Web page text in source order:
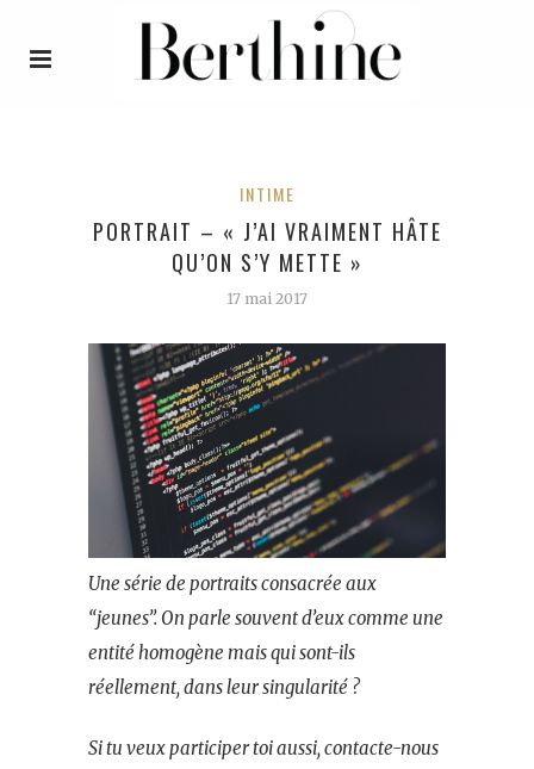
INTIME
PORTRAIT – « J’AI VRAIMENT HÂTE
QU’ON S’Y METTE »
17 mai 2017
Une série de portraits consacrée aux
“jeunes”. On parle souvent d’eux comme une
entité homogène mais qui sont-ils
réellement, dans leur singularité ?
Si tu veux participer toi aussi, contacte-nous